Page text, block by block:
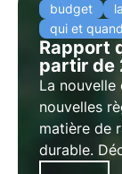
budget
qui et quand
Rapport
partir de
La
nouvelles
matière de
durable.